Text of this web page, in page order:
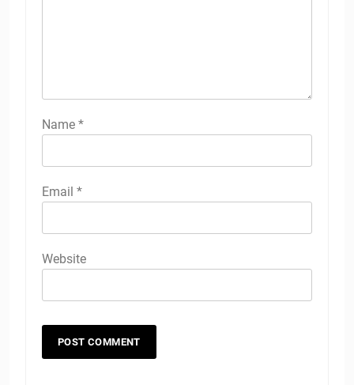
Name *
Email *
Website